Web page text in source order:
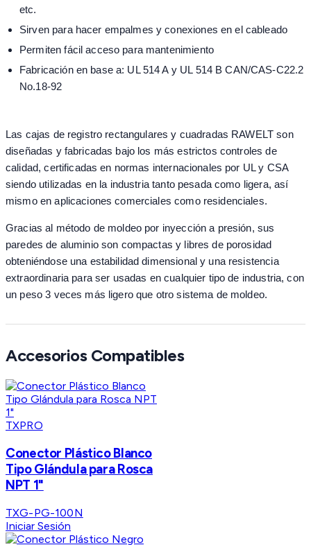
etc.
Sirven para hacer empalmes y conexiones en el cableado
Permiten fácil acceso para mantenimiento
Fabricación en base a: UL 514 A y UL 514 B CAN/CAS-C22.2
No.18-92
Las cajas de registro rectangulares y cuadradas RAWELT son
diseñadas y fabricadas bajo los más estrictos controles de
calidad, certificadas en normas internacionales por UL y CSA
siendo utilizadas en la industria tanto pesada como ligera, así
mismo en aplicaciones comerciales como residenciales.
Gracias al método de moldeo por inyección a presión, sus
paredes de aluminio son compactas y libres de porosidad
obteniéndose una estabilidad dimensional y una resistencia
extraordinaria para ser usadas en cualquier tipo de industria, con
un peso 3 veces más ligero que otro sistema de moldeo.
Accesorios Compatibles
TXPRO
Conector Plástico Blanco
Tipo Glándula para Rosca
NPT 1"
TXG-PG-100N
Iniciar Sesión